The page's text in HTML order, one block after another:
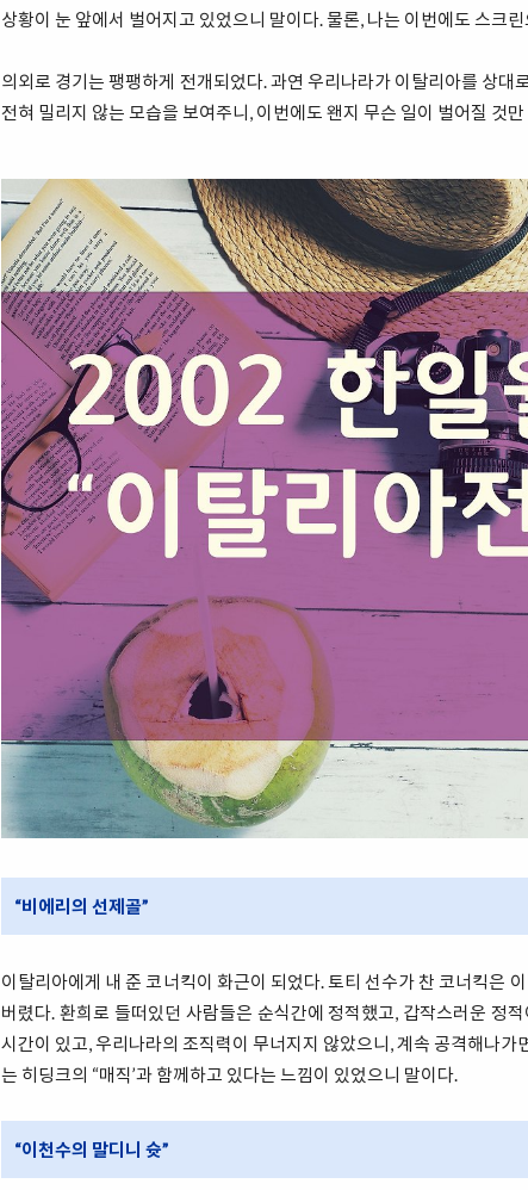
상황이 눈 앞에서 벌어지고 있었으니 말이다. 물론, 나는 이번에도 스크
의외로 경기는 팽팽하게 전개되었다. 과연 우리나라가 이탈리아를 상대
전혀 밀리지 않는 모습을 보여주니, 이번에도 왠지 무슨 일이 벌어질 것
“비에리의 선제골”
이탈리아에게 내 준 코너킥이 화근이 되었다. 토티 선수가 찬 코너킥은
버렸다. 환희로 들떠있던 사람들은 순식간에 정적했고, 갑작스러운 정
시간이 있고, 우리나라의 조직력이 무너지지 않았으니, 계속 공격해나
는 히딩크의 “매직’과 함께하고 있다는 느낌이 있었으니 말이다.
“이천수의 말디니 슛”